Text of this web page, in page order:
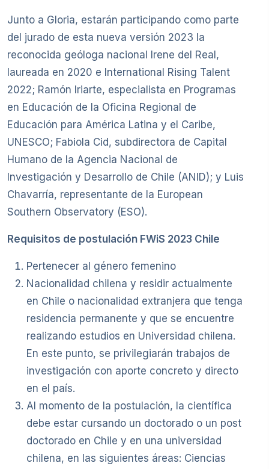
Junto a Gloria, estarán participando como parte
del jurado de esta nueva versión 2023 la
reconocida geóloga nacional Irene del Real,
laureada en 2020 e International Rising Talent
2022; Ramón Iriarte, especialista en Programas
en Educación de la Oficina Regional de
Educación para América Latina y el Caribe,
UNESCO; Fabiola Cid, subdirectora de Capital
Humano de la Agencia Nacional de
Investigación y Desarrollo de Chile (ANID); y Luis
Chavarría, representante de la European
Southern Observatory (ESO).
Requisitos de postulación FWiS 2023 Chile
Pertenecer al género femenino
Nacionalidad chilena y residir actualmente
en Chile o nacionalidad extranjera que tenga
residencia permanente y que se encuentre
realizando estudios en Universidad chilena.
En este punto, se privilegiarán trabajos de
investigación con aporte concreto y directo
en el país.
Al momento de la postulación, la científica
debe estar cursando un doctorado o un post
doctorado en Chile y en una universidad
chilena, en las siguientes áreas: Ciencias